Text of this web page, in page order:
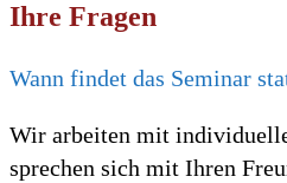
Ihre Fragen
Wann findet das Seminar
Wir arbeiten mit
sprechen sich mit Ihren